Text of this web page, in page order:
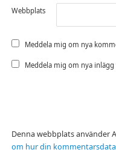
Webbplats
Meddela mig om nya
Meddela mig om nya inlägg
Denna webbplats använder
om hur din